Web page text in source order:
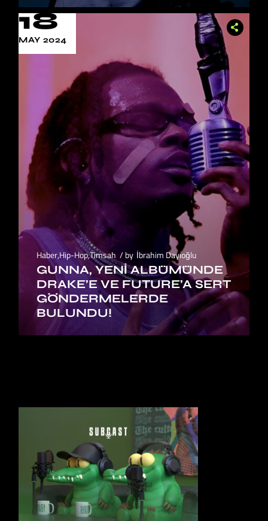
18
MAY 2024
Haber,Hip-Hop,Timsah by İbrahim Dayıoğlu
GUNNA, YENI ALBÜMÜNDE
DRAKE’E VE FUTURE’A SERT
GÖNDERMELERDE
BULUNDU!